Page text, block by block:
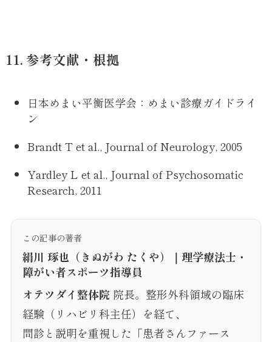
11. 参考文献・根拠
日本めまい平衡医学会：めまい診療ガイドライ
ン
Brandt T et al., Journal of Neurology, 2005
Yardley L et al., Journal of Psychosomatic
Research, 2011
この記事の著者
絹川 琢也（きぬがわ たくや）｜理学療法士・
障がい者スポーツ指導員
オテツダイ整体院院長。整形外科領域の臨床
経験（リハビリ科主任）を経て、
問診と説明を重視した「患者さんファース